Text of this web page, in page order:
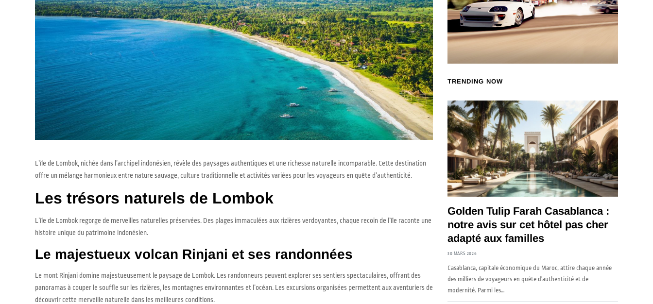
L’île de Lombok, nichée dans l’archipel indonésien, révèle des paysages authentiques et une richesse naturelle incomparable. Cette destination
offre un mélange harmonieux entre nature sauvage, culture traditionnelle et activités variées pour les voyageurs en quête d’authenticité.
Les trésors naturels de Lombok
L’île de Lombok regorge de merveilles naturelles préservées. Des plages immaculées aux rizières verdoyantes, chaque recoin de l’île raconte une
histoire unique du patrimoine indonésien.
Le majestueux volcan Rinjani et ses randonnées
Le mont Rinjani domine majestueusement le paysage de Lombok. Les randonneurs peuvent explorer ses sentiers spectaculaires, offrant des
panoramas à couper le souffle sur les rizières, les montagnes environnantes et l’océan. Les excursions organisées permettent aux aventuriers de
découvrir cette merveille naturelle dans les meilleures conditions.
TRENDING NOW
Golden Tulip Farah Casablanca :
notre avis sur cet hôtel pas cher
adapté aux familles
30 MARS 2026
Casablanca, capitale économique du Maroc, attire chaque année
des milliers de voyageurs en quête d'authenticité et de
modernité. Parmi les…